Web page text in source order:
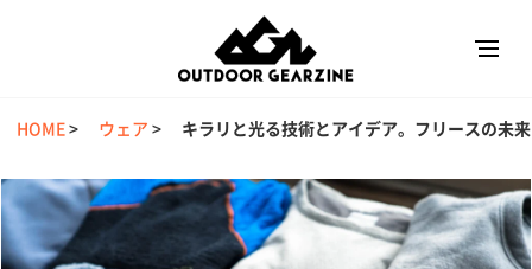
HOME> ウェア > キラリと光る技術とアイデア。フリースの未